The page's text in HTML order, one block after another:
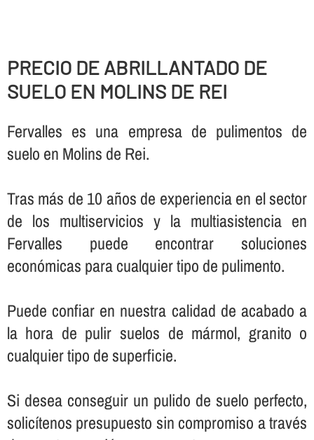
PRECIO DE ABRILLANTADO DE
SUELO EN MOLINS DE REI
Fervalles es una empresa de pulimentos de
suelo en Molins de Rei.
Tras más de 10 años de experiencia en el sector
de los multiservicios y la multiasistencia en
Fervalles puede encontrar soluciones
económicas para cualquier tipo de pulimento.
Puede confiar en nuestra calidad de acabado a
la hora de pulir suelos de mármol, granito o
cualquier tipo de superficie.
Si desea conseguir un pulido de suelo perfecto,
solicí­tenos presupuesto sin compromiso a través